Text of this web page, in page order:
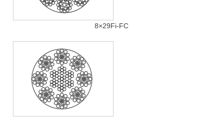
8×29Fi-FC